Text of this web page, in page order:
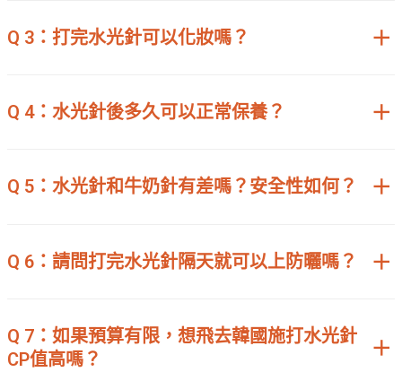
Q 3：打完水光針可以化妝嗎？
Q 4：水光針後多久可以正常保養？
Q 5：水光針和牛奶針有差嗎？安全性如何？
Q 6：請問打完水光針隔天就可以上防曬嗎？
Q 7：如果預算有限，想飛去韓國施打水光針
CP值高嗎？